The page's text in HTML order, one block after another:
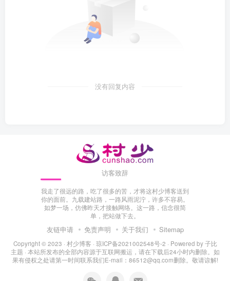
没有回复内容
访客致辞
我走了很远的路，吃了很多的苦，才将这村少博客送到
你的面前。九载建站路，一路风雨泥泞，许多不容易。
如梦一场，仿佛昨天才接触网络。这一路，信念很简
单，把站做下去。
友链申请 免责声明 关于我们 Sitemap
Copyright © 2023 · 村少博客 · 琼ICP备2021002548号-2 · Powered by子比
主题 · 本站所发布的全部内容源于互联网搬运，请在下载后24小时内删除。如
果有侵权之处请第一时间联系我们E-mail：86512@qq.com删除。敬请谅解!